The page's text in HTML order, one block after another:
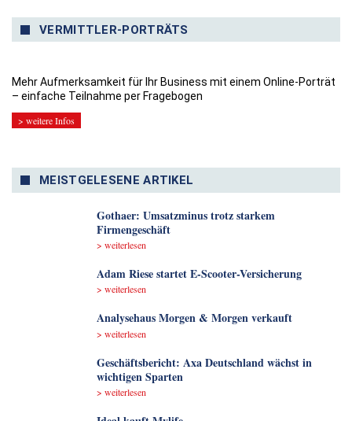
VERMITTLER-PORTRÄTS
Mehr Aufmerksamkeit für Ihr Business mit einem Online-Porträt
– einfache Teilnahme per Fragebogen
> weitere Infos
MEISTGELESENE ARTIKEL
Gothaer: Umsatzminus trotz starkem
Firmengeschäft
> weiterlesen
Adam Riese startet E-Scooter-Versicherung
> weiterlesen
Analyse­haus Morgen & Morgen verkauft
> weiterlesen
Geschäftsbericht: Axa Deutschland wächst in
wichtigen Sparten
> weiterlesen